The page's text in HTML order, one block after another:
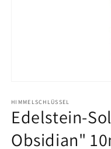
in
Modal
öffnen
HIMMELSCHLÜSSEL
Edelstein-
Obsidian"